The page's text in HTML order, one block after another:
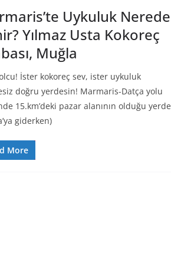
Uykuluk Nerede
Yılmaz Usta Kokoreç
Muğla
İster kokoreç sev, ister uykuluk
doğru yerdesin! Marmaris-Datça yolu
15.km’deki pazar alanının olduğu yerde
giderken)
More